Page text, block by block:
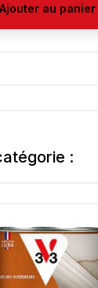
Ajouter au panier
: